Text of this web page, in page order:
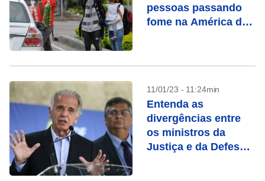
pessoas passando
fome na América do
11/01/23 - 11:24min
Entenda as
divergências entre
os ministros da
Justiça e da Defesa e